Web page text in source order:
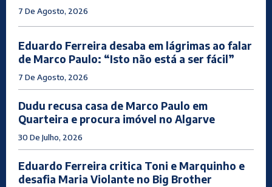
7 De Agosto, 2026
Eduardo Ferreira desaba em lágrimas ao falar
de Marco Paulo: “Isto não está a ser fácil”
7 De Agosto, 2026
Dudu recusa casa de Marco Paulo em
Quarteira e procura imóvel no Algarve
30 De Julho, 2026
Eduardo Ferreira critica Toni e Marquinho e
desafia Maria Violante no Big Brother